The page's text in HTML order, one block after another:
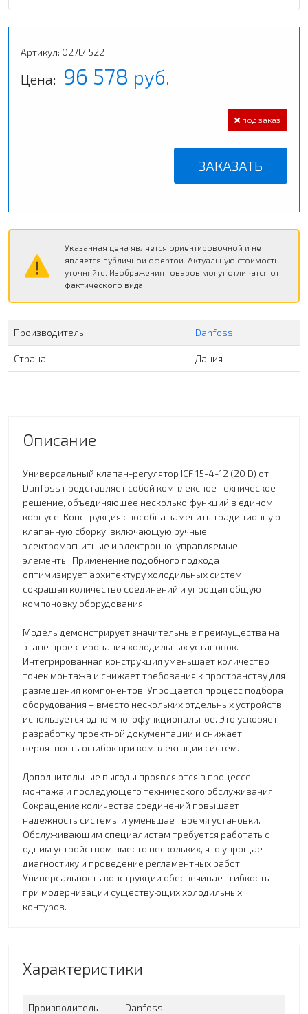
Артикул: 027L4522
Цена: 96 578 руб.
под заказ
ЗАКАЗАТЬ
Указанная цена является ориентировочной и не
является публичной офертой. Актуальную стоимость
уточняйте. Изображения товаров могут отличатся от
фактического вида.
Производитель Danfoss
Страна Дания
Описание
Универсальный клапан-регулятор ICF 15-4-12 (20 D) от
Danfoss представляет собой комплексное техническое
решение, объединяющее несколько функций в едином
корпусе. Конструкция способна заменить традиционную
клапанную сборку, включающую ручные,
электромагнитные и электронно-управляемые
элементы. Применение подобного подхода
оптимизирует архитектуру холодильных систем,
сокращая количество соединений и упрощая общую
компоновку оборудования.
Модель демонстрирует значительные преимущества на
этапе проектирования холодильных установок.
Интегрированная конструкция уменьшает количество
точек монтажа и снижает требования к пространству для
размещения компонентов. Упрощается процесс подбора
оборудования – вместо нескольких отдельных устройств
используется одно многофункциональное. Это ускоряет
разработку проектной документации и снижает
вероятность ошибок при комплектации систем.
Дополнительные выгоды проявляются в процессе
монтажа и последующего технического обслуживания.
Сокращение количества соединений повышает
надежность системы и уменьшает время установки.
Обслуживающим специалистам требуется работать с
одним устройством вместо нескольких, что упрощает
диагностику и проведение регламентных работ.
Универсальность конструкции обеспечивает гибкость
при модернизации существующих холодильных
контуров.
Характеристики
Производитель Danfoss